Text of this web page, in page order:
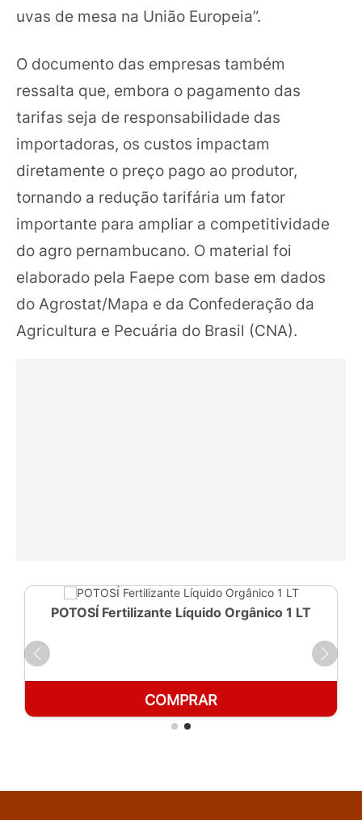
uvas de mesa na União Europeia”.
O documento das empresas também
ressalta que, embora o pagamento das
tarifas seja de responsabilidade das
importadoras, os custos impactam
diretamente o preço pago ao produtor,
tornando a redução tarifária um fator
importante para ampliar a competitividade
do agro pernambucano. O material foi
elaborado pela Faepe com base em dados
do Agrostat/Mapa e da Confederação da
Agricultura e Pecuária do Brasil (CNA).
POTOSÍ Fertilizante Líquido Orgânico 1 LT
COMPRAR